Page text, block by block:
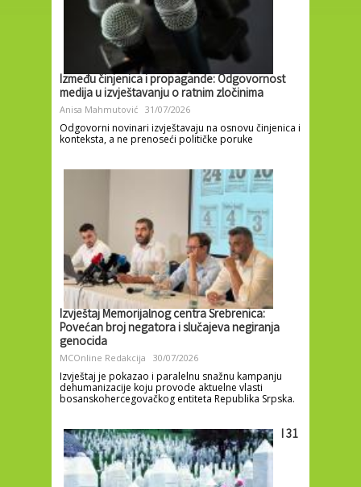
Između činjenica i propagande: Odgovornost
medija u izvještavanju o ratnim zločinima
Anisa Mahmutović 31/07/2026
Odgovorni novinari izvještavaju na osnovu činjenica i
konteksta, a ne prenoseći političke poruke
Izvještaj Memorijalnog centra Srebrenica:
Povećan broj negatora i slučajeva negiranja
genocida
MCOnline Redakcija 30/07/2026
Izvještaj je pokazao i paralelnu snažnu kampanju
dehumanizacije koju provode aktuelne vlasti
bosanskohercegovačkog entiteta Republika Srpska.
I 31